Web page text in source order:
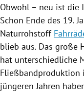
Obwohl – neu ist die
Schon Ende des 19.
Naturrohstoff
blieb aus. Das große
hat unterschiedliche
Fließbandproduktion
jüngeren Jahren